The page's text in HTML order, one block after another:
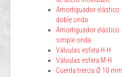
Amortiguador elástico
doble onda
Amortiguador elástico
simple onda
Válvulas esfera H-H
Válvulas esfera M-H
Cuerda trenza Ø 10 mm